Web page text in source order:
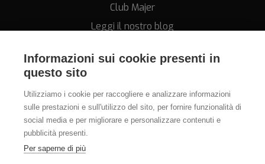
Informazioni sui cookie presenti in
questo sito
Utilizziamo i cookie per raccogliere e analizzare informazioni
sulle prestazioni e sull'utilizzo del sito, per fornire funzionalità di
social media e per migliorare e personalizzare contenuti e
pubblicità presenti.
Per saperne di più
Club Majer
Leggi il nostro blog
Assistenza